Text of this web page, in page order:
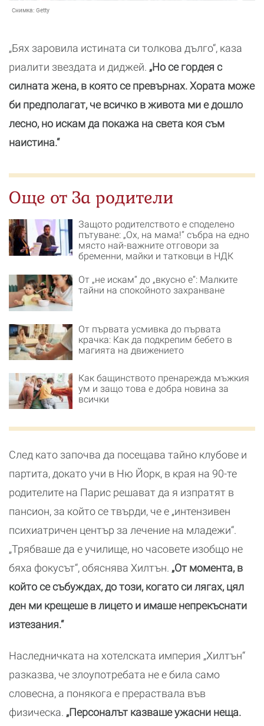
Снимка: Getty
„Бях заровила истината си толкова дълго“, каза
риалити звездата и диджей. „Но се гордея с
силната жена, в която се превърнах. Хората може
би предполагат, че всичко в живота ми е дошло
лесно, но искам да покажа на света коя съм
наистина.“
Още от За родители
Защото родителството е споделено
пътуване: „Ох, на мама!“ събра на едно
място най-важните отговори за
бременни, майки и татковци в НДК
От „не искам“ до „вкусно е“: Малките
тайни на спокойното захранване
От първата усмивка до първата
крачка: Как да подкрепим бебето в
магията на движението
Как бащинството пренарежда мъжкия
ум и защо това е добра новина за
всички
След като започва да посещава тайно клубове и
партита, докато учи в Ню Йорк, в края на 90-те
родителите на Парис решават да я изпратят в
пансион, за който се твърди, че е „интензивен
психиатричен център за лечение на младежи“.
„Трябваше да е училище, но часовете изобщо не
бяха фокусът“, обяснява Хилтън. „От момента, в
който се събуждах, до този, когато си лягах, цял
ден ми крещеше в лицето и имаше непрекъснати
изтезания.“
Наследничката на хотелската империя „Хилтън“
разказва, че злоупотребата не е била само
словесна, а понякога е прераствала във
физическа. „Персоналът казваше ужасни неща.